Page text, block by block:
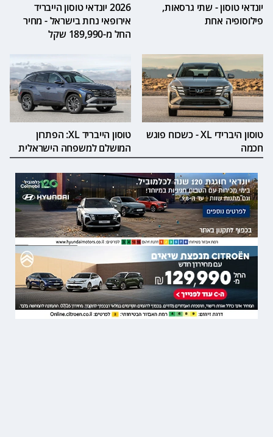
יונדאי טוסון - שתי גרסאות,
פילוסופיה אחת
2026 יונדאי טוסון הייבריד
אירופאי נחת בישראל - מחיר
החל מ-189,990 שקל
טוסון היברידי XL - כשכוח פוגש
חכמה
טוסון הייבריד XL: הפתרון
המושלם למשפחה הישראלית